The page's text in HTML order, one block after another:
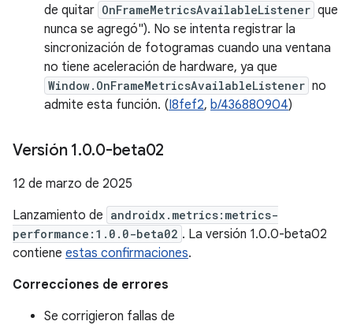
de quitar OnFrameMetricsAvailableListener que
nunca se agregó"). No se intenta registrar la
sincronización de fotogramas cuando una ventana
no tiene aceleración de hardware, ya que
Window.OnFrameMetricsAvailableListener no
admite esta función. (I8fef2, b/436880904)
Versión 1.0.0-beta02
12 de marzo de 2025
Lanzamiento de androidx.metrics:metrics-
performance:1.0.0-beta02 . La versión 1.0.0-beta02
contiene estas confirmaciones.
Correcciones de errores
Se corrigieron fallas de